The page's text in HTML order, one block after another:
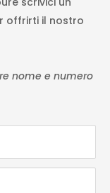
offrirti il nostro
nome e numero